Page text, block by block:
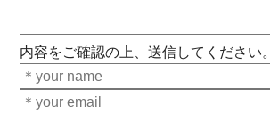
内容をご確認の上、送信してください。